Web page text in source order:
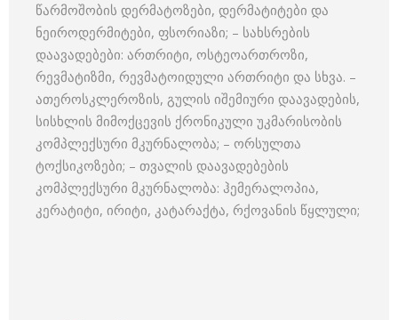
წარმოშობის დერმატოზები, დერმატიტები და
ნეიროდერმიტები, ფსორიაზი; – სახსრების
დაავადებები: ართრიტი, ოსტეოართროზი,
რევმატიზმი, რევმატოიდული ართრიტი და სხვა. –
ათეროსკლეროზის, გულის იშემიური დაავადების,
სისხლის მიმოქცევის ქრონიკული უკმარისობის
კომპლექსური მკურნალობა; – ორსულთა
ტოქსიკოზები; – თვალის დაავადებების
კომპლექსური მკურნალობა: ჰემერალოპია,
კერატიტი, ირიტი, კატარაქტა, რქოვანის წყლული;